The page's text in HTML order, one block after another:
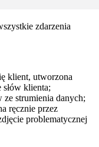
zdarzenia
klient, utworzona
słów klienta;
strumienia danych;
ręcznie przez
problematycznej